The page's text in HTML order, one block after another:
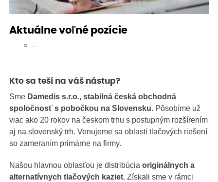
Aktuálne voľné pozície
-
Kto sa teší na váš nástup?
Sme Damedis s.r.o., stabilná česká obchodná
spoločnosť s pobočkou na Slovensku. Pôsobíme už
viac ako 20 rokov na českom trhu s postupným rozšírením
aj na slovenský trh. Venujeme sa oblasti tlačových riešení
so zameraním primárne na firmy.
Našou hlavnou oblasťou je distribúcia originálnych a
alternatívnych tlačových kaziet. Získali sme v rámci